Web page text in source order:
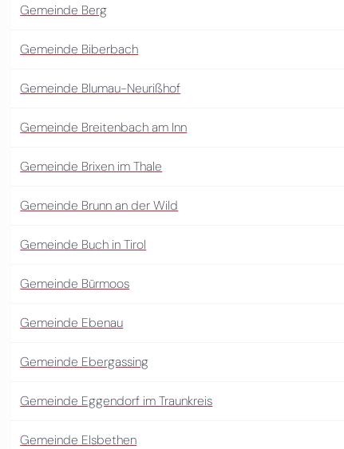
Gemeinde Berg
Gemeinde Biberbach
Gemeinde Blumau-Neurißhof
Gemeinde Breitenbach am Inn
Gemeinde Brixen im Thale
Gemeinde Brunn an der Wild
Gemeinde Buch in Tirol
Gemeinde Bürmoos
Gemeinde Ebenau
Gemeinde Ebergassing
Gemeinde Eggendorf im Traunkreis
Gemeinde Elsbethen